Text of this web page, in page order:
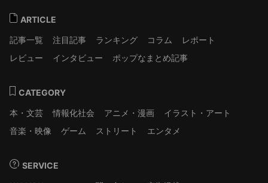
ARTICLE
記事一覧
注目記事 ランキング コラム
レポート
レビュー
インタビュー ポップなまとめ記事
CATEGORY
本・文芸
情報化社会 アニメ・漫画
イラスト・アート
音楽・映像
ゲーム ストリート エンタメ
SERVICE